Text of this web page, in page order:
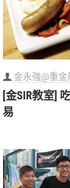
金永強@重金
[金SIR教室]
易